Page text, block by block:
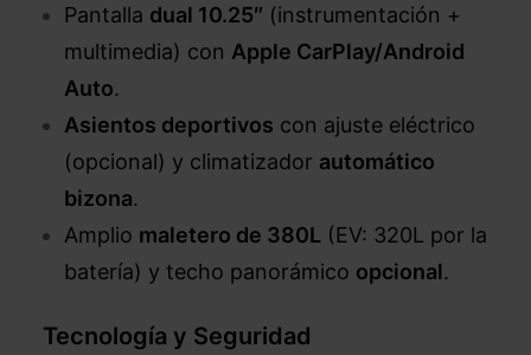
Pantalla dual 10.25″ (instrumentación +
multimedia) con Apple CarPlay/Android
Auto.
Asientos deportivos con ajuste eléctrico
(opcional) y climatizador automático
bizona.
Amplio maletero de 380L (EV: 320L por la
batería) y techo panorámico opcional.
Tecnología y Seguridad